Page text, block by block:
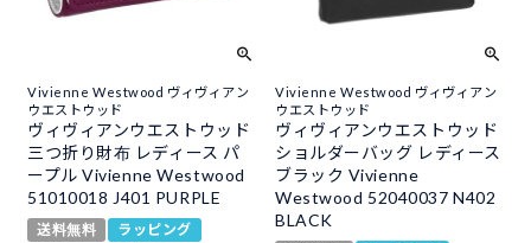
Vivienne Westwood ヴィヴィアン
ウエストウッド
ヴィヴィアンウエストウッド
三つ折り財布 レディース パ
ープル Vivienne Westwood
51010018 J401 PURPLE
送料無料
ラッピング
Vivienne Westwood ヴィヴィアン
ウエストウッド
ヴィヴィアンウエストウッド
ショルダーバッグ レディース
ブラック Vivienne
Westwood 52040037 N402
BLACK